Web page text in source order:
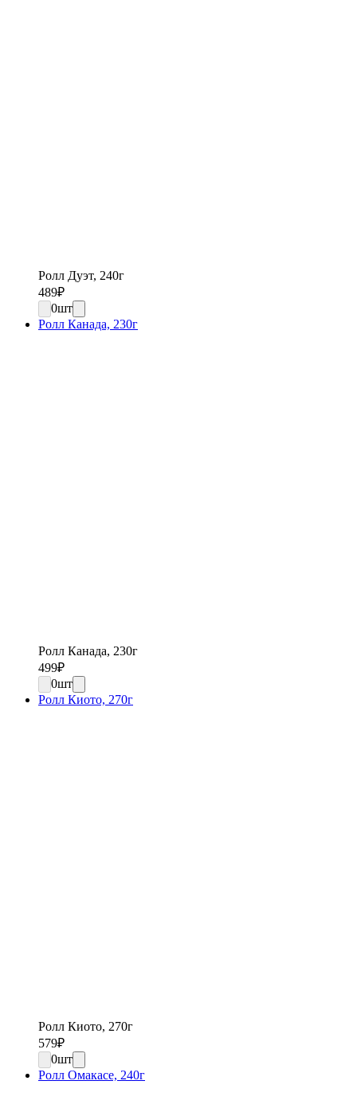
Ролл Дуэт, 240г
489₽
0шт
Ролл Канада, 230г
Ролл Канада, 230г
499₽
0шт
Ролл Киото, 270г
Ролл Киото, 270г
579₽
0шт
Ролл Омакасе, 240г